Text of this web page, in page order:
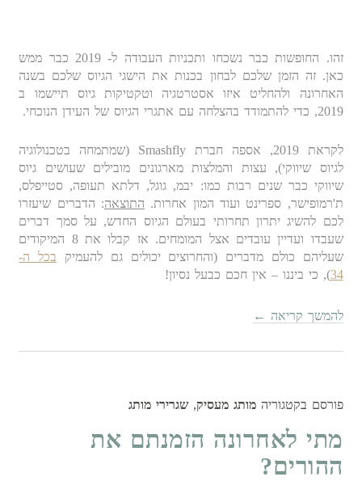
זהו. החופשות כבר נשכחו ותכניות העבודה ל- 2019 כבר ממש
כאן. זה הזמן שלכם לבחון בכנות את הישגי הגיוס שלכם בשנה
האחרונה ולהחליט איזו אסטרטגיה וטקטיקות גיוס תיישמו ב
2019, כדי להתמודד בהצלחה עם אתגרי הגיוס של העידן הנוכחי.
לקראת 2019, אספה חברת Smashfly (שמתמחה בטכנולוגיה
לגיוס שיווקי), עצות והמלצות מארגונים מובילים שעושים גיוס
שיווקי כבר שנים רבות כמו: יבמ, גוגל, דלתא תעופה, סטייפלס,
ת'רמופישר, ספרינט ועוד המון אחרות. התוצאה: הדברים שיעזרו
לכם להשיג יתרון תחרותי בעולם הגיוס החדש, על סמך דברים
שעבדו ועדיין עובדים אצל המומחים. אז קבלו את 8 המיקודים
שעליהם כולם מדברים (והחרוצים יכולים גם להעמיק בכל ה-
34), כי ביננו – אין חכם כבעל נסיון!
להמשך קריאה ←
פורסם בקטגוריהמותג מעסיק,שגרירי מותג
מתי לאחרונה הזמנתם את
ההורים?